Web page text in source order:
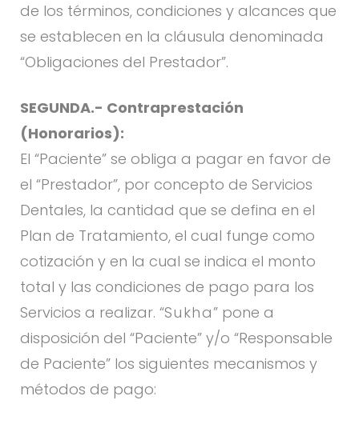
de los términos, condiciones y alcances que
se establecen en la cláusula denominada
“Obligaciones del Prestador”.
SEGUNDA.- Contraprestación
(Honorarios):
El “Paciente” se obliga a pagar en favor de
el “Prestador”, por concepto de Servicios
Dentales, la cantidad que se defina en el
Plan de Tratamiento, el cual funge como
cotización y en la cual se indica el monto
total y las condiciones de pago para los
Servicios a realizar. “Sukha” pone a
disposición del “Paciente” y/o “Responsable
de Paciente” los siguientes mecanismos y
métodos de pago: